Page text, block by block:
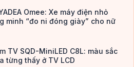
Omee: Xe máy điện nhỏ
minh “đo ni đóng giày” cho nữ
TV SQD-MiniLED C8L: màu sắc
từng thấy ở TV LCD